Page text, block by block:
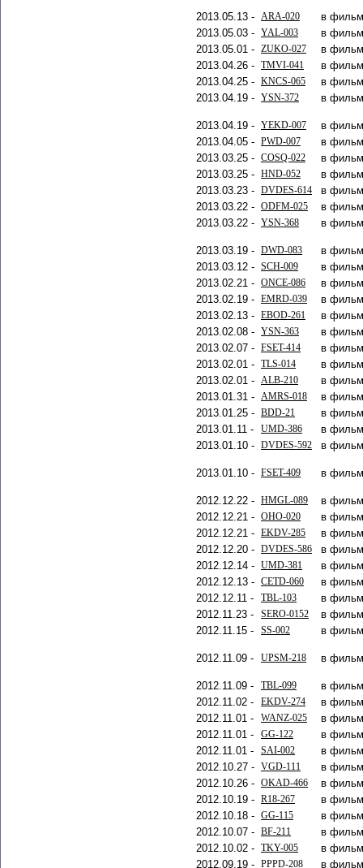
2013.05.13 - ARA-020
в
2013.05.03 - YAL-003
в
2013.05.01 - ZUKO-027
в
2013.04.26 - TMVI-041
в
2013.04.25 - KNCS-065
в
2013.04.19 - YSN-372 в
2013.04.19 - YEKD-007
в
2013.04.05 - PWD-007
в
2013.03.25 - COSQ-022
в
2013.03.25 - HND-052
в
2013.03.23 - DVDES-614
в
2013.03.22 - ODFM-025
в
2013.03.22 - YSN-368 в
2013.03.19 - DWD-083
в
2013.03.12 - SCH-009
в
2013.02.21 - ONCE-086
в
2013.02.19 - EMRD-039
в
2013.02.13 - EBOD-261
в
2013.02.08 - YSN-363
в
2013.02.07 - FSET-414
в
2013.02.01 - TLS-014
в
2013.02.01 - ALB-210
в
2013.01.31 - AMRS-018
в
2013.01.25 - BDD-21
в
2013.01.11 -
UMD-386
в
2013.01.10 - DVDES-592 в
2013.01.10 - FSET-409 в
2012.12.22 - HMGL-089
в
2012.12.21 - OHO-020
в
2012.12.21 - EKDV-285
в
2012.12.20 - DVDES-586
в
2012.12.14 - UMD-381
в
2012.12.13 - CETD-060
в
2012.12.11 -
TBL-103
в
2012.11.23 -
SERO-0152
в
2012.11.15 -
SS-002 в
2012.11.09 - UPSM-218 в
2012.11.09 - TBL-099
в
2012.11.02 -
EKDV-274
в
2012.11.01 -
WANZ-025
в
2012.11.01 -
GG-122
в
2012.11.01 -
SAI-002
в
2012.10.27 - VGD-111
в
2012.10.26 - OKAD-466
в
2012.10.19 - R18-267
в
2012.10.18 - GG-115
в
2012.10.07 - BF-211
в
2012.10.02 - TKY-005
в
2012.09.19 - PPPD-208
в